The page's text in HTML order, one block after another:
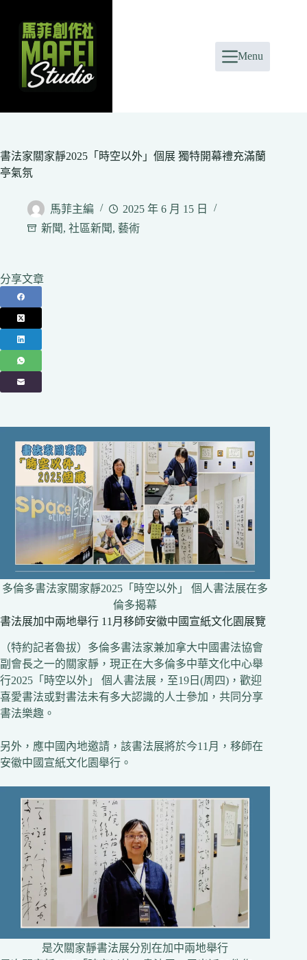
content
Menu
書法家關家靜2025「時空以外」個展 獨特開幕禮充滿蘭
亭氣氛
馬菲主編
2025 年 6 月 15 日
新聞, 社區新聞, 藝術
分享文章
多倫多書法家關家靜2025「時空以外」 個人書法展在多
倫多揭幕
書法展加中兩地舉行 11月移師安徽中國宣紙文化園展覽
（特約記者魯拔）多倫多書法家兼加拿大中國書法協會
副會長之一的關家靜，現正在大多倫多中華文化中心舉
行2025「時空以外」 個人書法展，至19日(周四)，歡迎
喜愛書法或對書法未有多大認識的人士參加，共同分享
書法樂趣。
另外，應中國內地邀請，該書法展將於今11月，移師在
安徽中國宣紙文化園舉行。
是次關家靜書法展分別在加中兩地舉行